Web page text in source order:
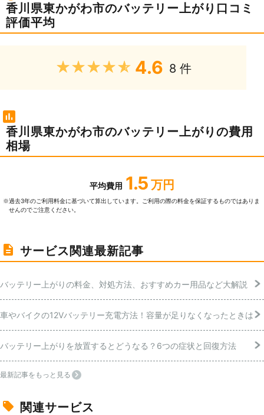
香川県東かがわ市のバッテリー上がり口コミ
評価平均
★★★★★ 4.6 8 件
香川県東かがわ市のバッテリー上がりの費用
相場
平均費用 1.5 万円
※過去3年のご利⽤料⾦に基づいて算出しています。ご利⽤の際の料⾦を保証するものではありま
せんのでご注意ください。
サービス関連最新記事
バッテリー上がりの料金、対処方法、おすすめカー用品など大解説
車やバイクの12Vバッテリー充電方法！容量が足りなくなったときは
バッテリー上がりを放置するとどうなる？6つの症状と回復方法
最新記事をもっと見る
関連サービス